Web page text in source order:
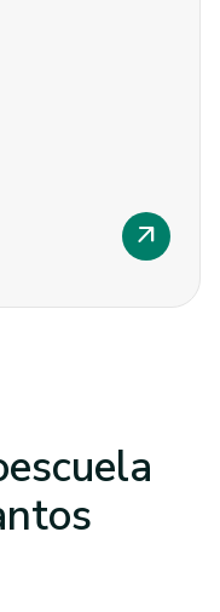
arrow_outward